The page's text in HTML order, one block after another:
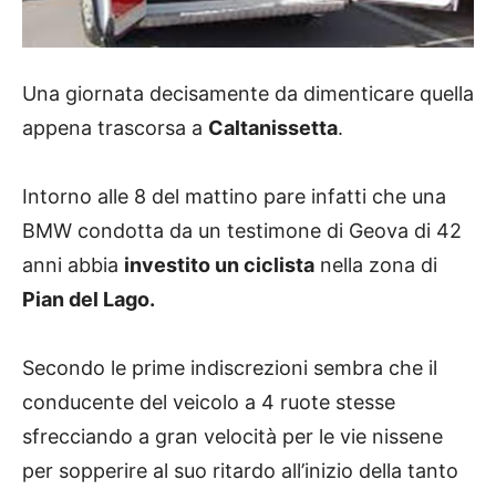
Una giornata decisamente da dimenticare quella
appena trascorsa a Caltanissetta.
Intorno alle 8 del mattino pare infatti che una
BMW condotta da un testimone di Geova di 42
anni abbia investito un ciclista nella zona di
Pian del Lago.
Secondo le prime indiscrezioni sembra che il
conducente del veicolo a 4 ruote stesse
sfrecciando a gran velocità per le vie nissene
per sopperire al suo ritardo all’inizio della tanto